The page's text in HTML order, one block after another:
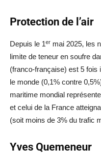
Protection de l’air
Depuis le 1er mai 2025, les
limite de teneur en soufre
(franco-française) est 5 fois
le monde (0,1% contre
maritime mondial
et celui de la France
(soit moins de 3% du trafic
Yves Quemeneur